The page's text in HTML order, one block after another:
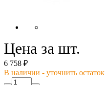
Цена за шт.
6 758 ₽
В наличии - уточнить остаток